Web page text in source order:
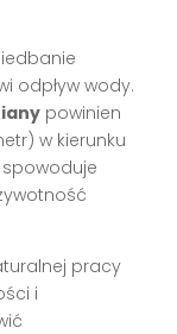
odpływ wody.
powinien
w kierunku
pracy
i